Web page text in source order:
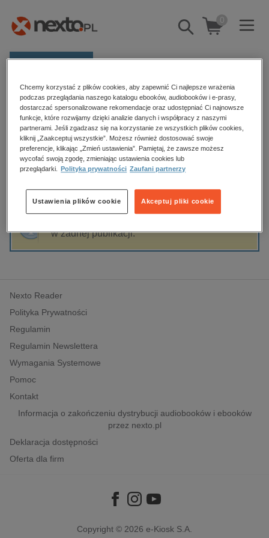
Pokaż/schowaj
wyszukiwarkę
0
Kategorie
Zobacz wszystkie E-prasa
budownictwo, aranżacja wnętrz
biznesowe, branżowe, gospodarka
dzienniki
edukacja
hobby, sport, rozrywka
komputery, internet, technologie, informatyka
polityka, społeczno-informacyjne
psychologiczne
inne
popularno-naukowe
historia
Strona główna Jules Verne
Jules Verne
Sortowanie Filtrowanie
w żadnej publikacji.
Nexto Reader
Polityka Prywatności
Regulamin
Regulamin Newslettera
Wymagania Systemowe
Pomoc
Kontakt
Informacja o zakończeniu dystrybucji audiobooków i ebooków
przez nexto.pl
Deklaracja dostępności
Oferta dla firm
Copyright © 2026 e-Kiosk S.A.
Chcemy korzystać z plików cookies, aby zapewnić Ci najlepsze wrażenia
podczas przeglądania naszego katalogu ebooków, audiobooków i e-prasy,
dostarczać spersonalizowane rekomendacje oraz udostępniać Ci najnowsze
funkcje, które rozwijamy dzięki analizie danych i współpracy z naszymi
partnerami. Jeśli zgadzasz się na korzystanie ze wszystkich plików cookies,
kliknij „Zaakceptuj wszystkie”. Możesz również dostosować swoje
preferencje, klikając „Zmień ustawienia”. Pamiętaj, że zawsze możesz
wycofać swoją zgodę, zmieniając ustawienia cookies lub
przeglądarki.
Polityka prywatności Zaufani partnerzy
Akceptuj pliki cookie
Ustawienia plików cookie